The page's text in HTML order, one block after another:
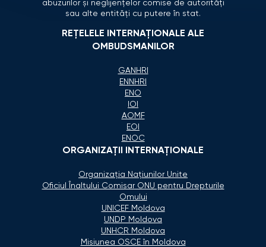
abuzurilor și neglijențelor comise de autorități
sau alte entități cu putere în stat.
REȚELELE INTERNAȚIONALE ALE
OMBUDSMANILOR
GANHRI
ENNHRI
ENO
IOI
AOMF
EOI
ENOC
ORGANIZAŢII INTERNAŢIONALE
Organizaţia Naţiunilor Unite
Oficiul Înaltului Comisar ONU pentru Drepturile
Omului
UNICEF Moldova
UNDP Moldova
UNHCR Moldova
Misiunea OSCE în Moldova